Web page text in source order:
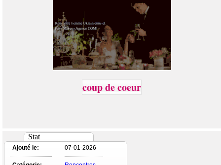
coup de coeur
Stat
Ajouté le: 07-01-2026